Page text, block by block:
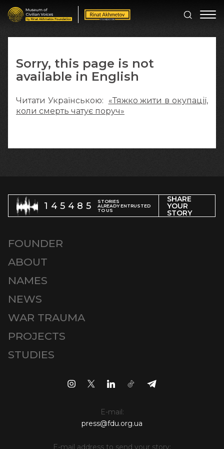
Sorry, this page is not
available in English
Читати Українською: «Тяжко жити в окупації,
коли смерть чатує поруч»
145485
STORIES
ALREADY ENTRUSTED
TO US
SHARE
YOUR
STORY
FOUNDER
ABOUT
NAMES
NEWS
WAR TRAUMA
PROJECTS
STUDIES
E-mail:
press@fdu.org.ua